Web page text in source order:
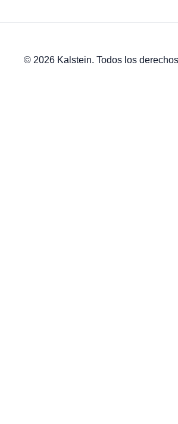
© 2026 Kalstein. Todos los